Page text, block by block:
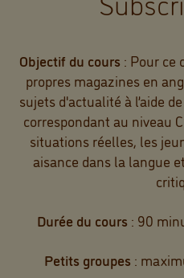
Objectif du cours : Pour ce
propres magazines en
sujets d'actualité à l’aide
correspondant au niveau
situations réelles, les
aisance dans la langue
Durée du cours : 90
Petits groupes :